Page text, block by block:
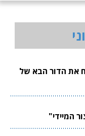
הבא של